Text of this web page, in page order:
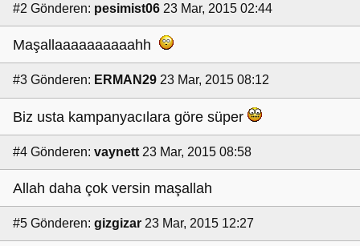
#2 Gönderen: pesimist06 23 Mar, 2015 02:44
Maşallaaaaaaaaaahh
#3 Gönderen: ERMAN29 23 Mar, 2015 08:12
Biz usta kampanyacılara göre süper
#4 Gönderen: vaynett 23 Mar, 2015 08:58
Allah daha çok versin maşallah
#5 Gönderen: gizgizar 23 Mar, 2015 12:27